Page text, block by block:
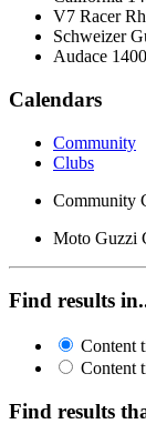
V7 Racer
Schweizer
Audace
Calendars
Community
Clubs
Community
Moto Guzzi
Find results
Content
Content
Find results